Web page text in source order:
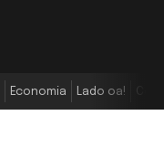
Economia Lado oa!